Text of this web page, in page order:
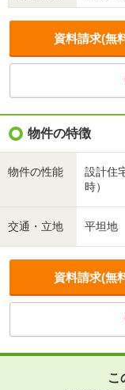
資料請求(無
物件の特徴
物件の性能
設計住
時）
交通・立地 平坦地
資料請求(無
こ